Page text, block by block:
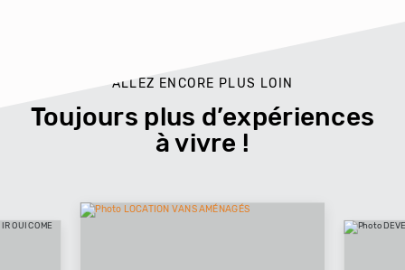
ALLEZ ENCORE PLUS LOIN
Toujours plus d’expériences
à vivre !